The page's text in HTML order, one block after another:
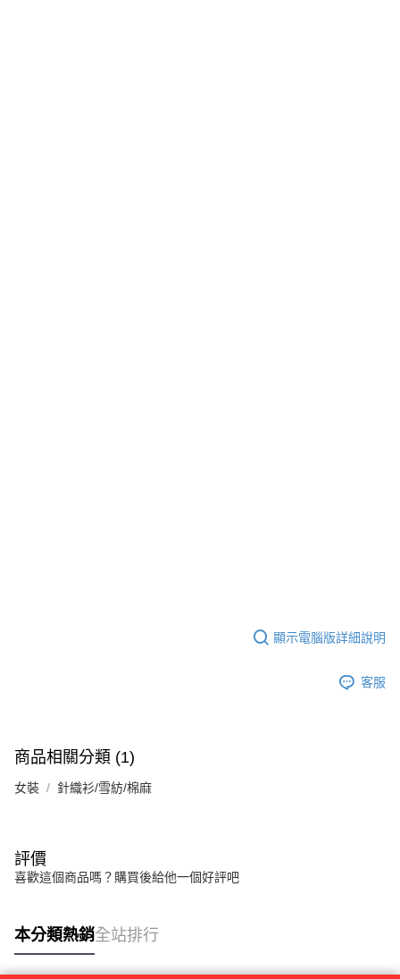
顯示電腦版詳細說明
客服
商品相關分類 (1)
女裝 針織衫/雪紡/棉麻
評價
喜歡這個商品嗎？購買後給他一個好評吧
本分類熱銷全站排行